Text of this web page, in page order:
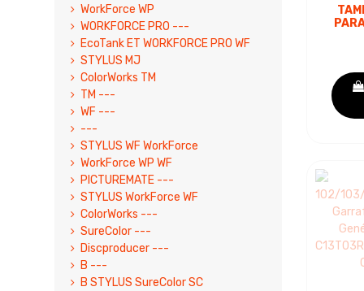
WorkForce WP
WORKFORCE PRO ---
EcoTank ET WORKFORCE PRO WF
STYLUS MJ
ColorWorks TM
TM ---
WF ---
---
STYLUS WF WorkForce
WorkForce WP WF
PICTUREMATE ---
STYLUS WorkForce WF
ColorWorks ---
SureColor ---
Discproducer ---
B ---
B STYLUS SureColor SC